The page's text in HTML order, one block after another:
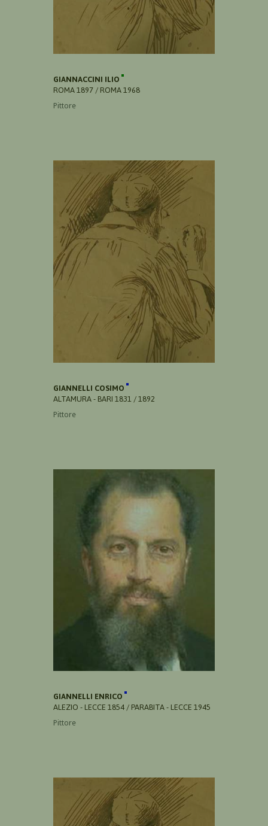
GIANNACCINI ILIO
ROMA 1897 / ROMA 1968
Pittore
GIANNELLI COSIMO
ALTAMURA - BARI 1831 / 1892
Pittore
GIANNELLI ENRICO
ALEZIO - LECCE 1854 / PARABITA - LECCE 1945
Pittore